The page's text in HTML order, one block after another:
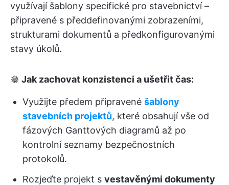
využívají šablony specifické pro stavebnictví –
připravené s předdefinovanými zobrazeními,
strukturami dokumentů a předkonfigurovanými
stavy úkolů.
🟔 Jak zachovat konzistenci a ušetřit čas:
Využijte předem připravené šablony
stavebních projektů, které obsahují vše od
fázových Ganttových diagramů až po
kontrolní seznamy bezpečnostních
protokolů.
Rozjeďte projekt s vestavěnými dokumenty